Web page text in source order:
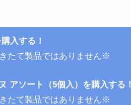
入する！
たて製品ではありません※
アソート（5個入）を購入する！
たて製品ではありません※